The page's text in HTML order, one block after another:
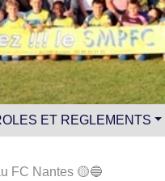
ET REGLEMENTS
FC Nantes 🟡🔵